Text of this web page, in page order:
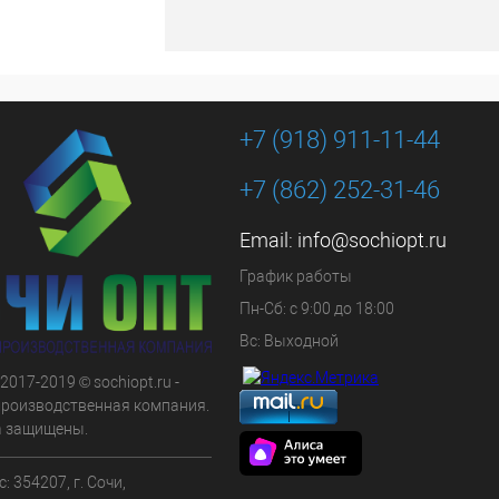
2019 © sochiopt.ru -
компания.
защищены.
354207, г. Сочи,
+7 (918) 911-11-44
+7 (862) 252-31-46
Email: info@sochiopt.ru
График работы
Пн-Сб: с 9:00 до 18:00
Вс: Выходной